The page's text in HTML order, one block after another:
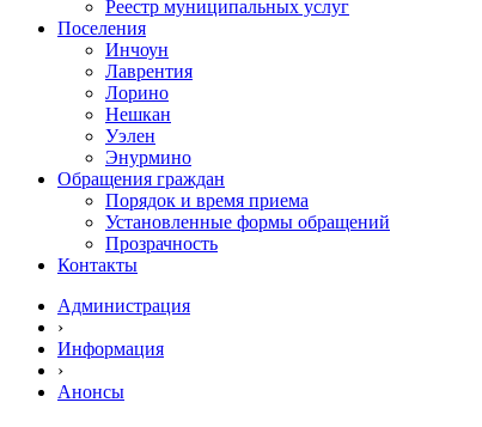
Реестр муниципальных услуг
Поселения
Инчоун
Лаврентия
Лорино
Нешкан
Уэлен
Энурмино
Обращения граждан
Порядок и время приема
Установленные формы обращений
Прозрачность
Контакты
Администрация
›
Информация
›
Анонсы